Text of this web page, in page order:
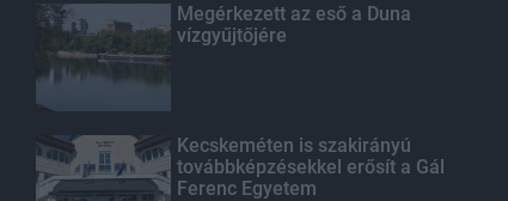
Megérkezett az eső a Duna
vízgyűjtőjére
Kecskeméten is szakirányú
továbbképzésekkel erősít a Gál
Ferenc Egyetem